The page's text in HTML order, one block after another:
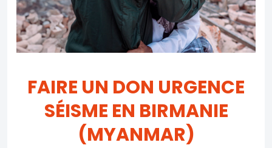
FAIRE UN DON URGENCE
SÉISME EN BIRMANIE
(MYANMAR)